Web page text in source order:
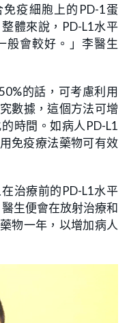
疫細胞上的PD-1蛋
體來說，PD-L1水平
般會較好。」李醫生
的話，可考慮利用
數據，這個方法可增
時間。如病人PD-L1
免疫療法藥物可有效
治療前的PD-L1水平
生便會在放射治療和
物一年，以增加病人